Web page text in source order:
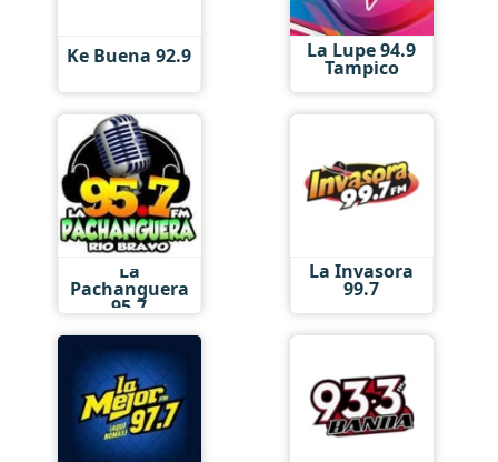
Ke Buena 92.9 La Lupe 94.9
Tampico
La
Pachanguera
95.7
La Invasora
99.7